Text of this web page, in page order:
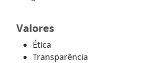
Valores
Ética
Transparência